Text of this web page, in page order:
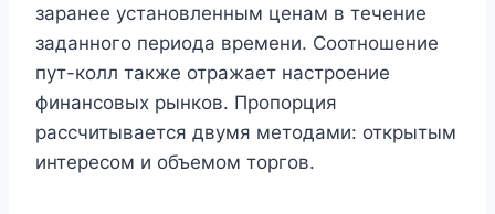
заранее установленным ценам в течение
заданного периода времени. Соотношение
пут-колл также отражает настроение
финансовых рынков. Пропорция
рассчитывается двумя методами: открытым
интересом и объемом торгов.